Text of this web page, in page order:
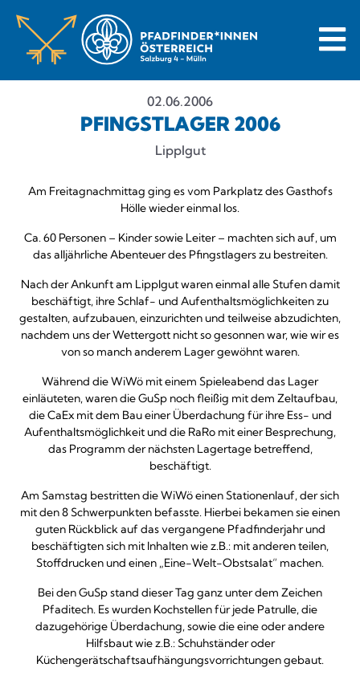
02.06.2006
PFINGSTLAGER 2006
Lipplgut
Am Freitagnachmittag ging es vom Parkplatz des Gasthofs
Hölle wieder einmal los.
Ca. 60 Personen – Kinder sowie Leiter – machten sich auf, um
das alljährliche Abenteuer des Pfingstlagers zu bestreiten.
Nach der Ankunft am Lipplgut waren einmal alle Stufen damit
beschäftigt, ihre Schlaf- und Aufenthaltsmöglichkeiten zu
gestalten, aufzubauen, einzurichten und teilweise abzudichten,
nachdem uns der Wettergott nicht so gesonnen war, wie wir es
von so manch anderem Lager gewöhnt waren.
Während die WiWö mit einem Spieleabend das Lager
einläuteten, waren die GuSp noch fleißig mit dem Zeltaufbau,
die CaEx mit dem Bau einer Überdachung für ihre Ess- und
Aufenthaltsmöglichkeit und die RaRo mit einer Besprechung,
das Programm der nächsten Lagertage betreffend,
beschäftigt.
Am Samstag bestritten die WiWö einen Stationenlauf, der sich
mit den 8 Schwerpunkten befasste. Hierbei bekamen sie einen
guten Rückblick auf das vergangene Pfadfinderjahr und
beschäftigten sich mit Inhalten wie z.B.: mit anderen teilen,
Stoffdrucken und einen „Eine-Welt-Obstsalat“ machen.
Bei den GuSp stand dieser Tag ganz unter dem Zeichen
Pfaditech. Es wurden Kochstellen für jede Patrulle, die
dazugehörige Überdachung, sowie die eine oder andere
Hilfsbaut wie z.B.: Schuhständer oder
Küchengerätschaftsaufhängungsvorrichtungen gebaut.